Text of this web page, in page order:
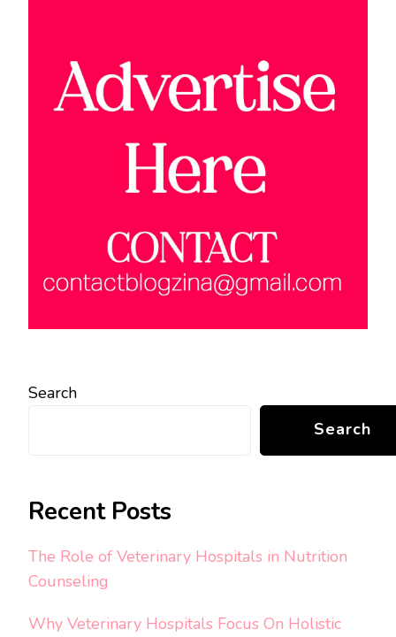
Search
Search
Recent Posts
The Role of Veterinary Hospitals in Nutrition
Counseling
Why Veterinary Hospitals Focus On Holistic